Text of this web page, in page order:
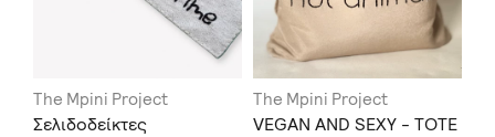
The Mpini Project
Σελιδοδείκτες
The Mpini Project
VEGAN AND SEXY - TOTE